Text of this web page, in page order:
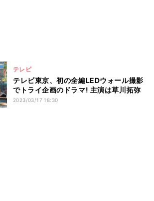
テレビ
テレビ東京、初の全編LEDウォール撮影
でトライ企画のドラマ! 主演は草川拓弥
2023/03/17 18:30